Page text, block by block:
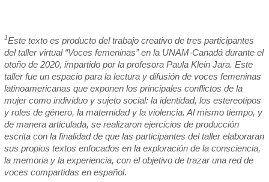
1Este texto es producto del trabajo creativo de tres participantes
del taller virtual “Voces femeninas” en la UNAM-Canadá durante el
otoño de 2020, impartido por la profesora Paula Klein Jara. Este
taller fue un espacio para la lectura y difusión de voces femeninas
latinoamericanas que exponen los principales conflictos de la
mujer como individuo y sujeto social: la identidad, los estereotipos
y roles de género, la maternidad y la violencia. Al mismo tiempo, y
de manera articulada, se realizaron ejercicios de producción
escrita con la finalidad de que las participantes del taller elaboraran
sus propios textos enfocados en la exploración de la consciencia,
la memoria y la experiencia, con el objetivo de trazar una red de
voces compartidas en español.